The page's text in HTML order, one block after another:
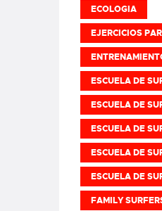
ECOLOGIA
EJERCICIOS
ESCUELA DE
ESCUELA DE
ESCUELA DE
ESCUELA DE
ESCUELA DE
FAMILY